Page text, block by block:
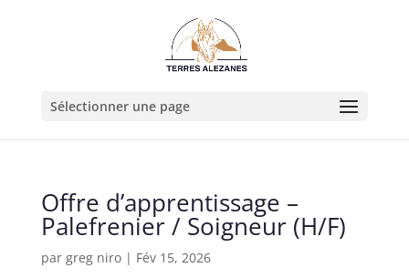
Sélectionner une page
Offre d’apprentissage –
Palefrenier / Soigneur (H/F)
par greg niro| Fév 15, 2026